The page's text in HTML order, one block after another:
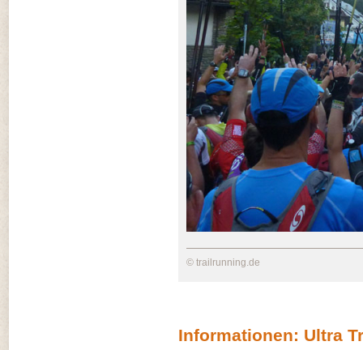
© trailrunning.de
Informationen: Ultra